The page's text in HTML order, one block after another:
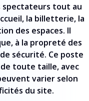
spectateurs tout au
la billetterie, la
des espaces. Il
à la propreté des
sécurité. Ce poste
toute taille, avec
varier selon
du site.